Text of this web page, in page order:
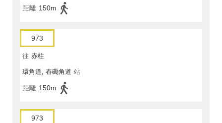
距離 150m
973
往 赤柱
環角道, 舂磡角道 站
距離 150m
973